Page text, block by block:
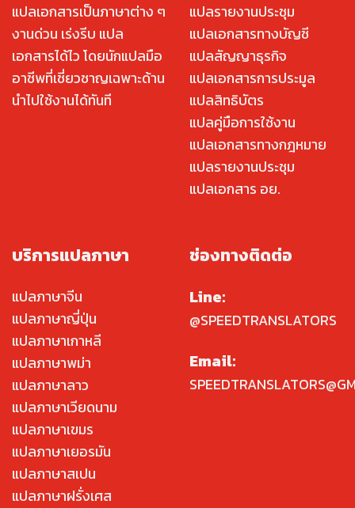
แปลเอกสารเป็นภาษาต่าง ๆ
งานด่วน เร่งรีบ แปล
เอกสารได้ไว โดยนักแปลมือ
อาชีพที่เชี่ยวชาญเฉพาะด้าน
นำไปใช้งานได้ทันที
แปลรายงานประชุม
แปลเอกสารทางบัญชี
แปลสัญญาธุรกิจ
แปลเอกสารการประมูล
แปลสิทธิบัตร
แปลคู่มือการใช้งาน
แปลเอกสารทางกฎหมาย
แปลรายงานประชุม
แปลเอกสาร อย.
บริการแปลภาษา
แปลภาษาจีน
แปลภาษาญี่ปุ่น
แปลภาษาเกาหลี
แปลภาษาพม่า
แปลภาษาลาว
แปลภาษาเวียดนาม
แปลภาษาเขมร
แปลภาษาเยอรมัน
แปลภาษาสเปน
แปลภาษาฝรั่งเศส
ช่องทางติดต่อ
Line:
@SPEEDTRANSLATORS
Email: